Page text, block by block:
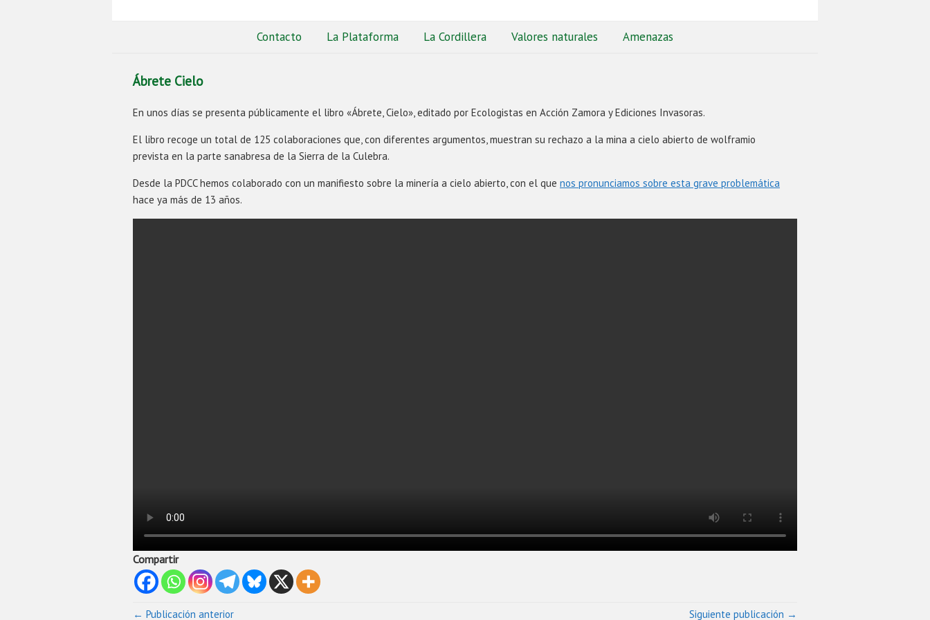
Contacto La Plataforma La Cordillera Valores naturales Amenazas
Ábrete Cielo
En unos días se presenta públicamente el libro «Ábrete, Cielo», editado por Ecologistas en Acción Zamora y Ediciones Invasoras.
El libro recoge un total de 125 colaboraciones que, con diferentes argumentos, muestran su rechazo a la mina a cielo abierto de wolframio
prevista en la parte sanabresa de la Sierra de la Culebra.
Desde la PDCC hemos colaborado con un manifiesto sobre la minería a cielo abierto, con el que nos pronunciamos sobre esta grave problemática
hace ya más de 13 años.
Compartir
← Publicación anterior Siguiente publicación →